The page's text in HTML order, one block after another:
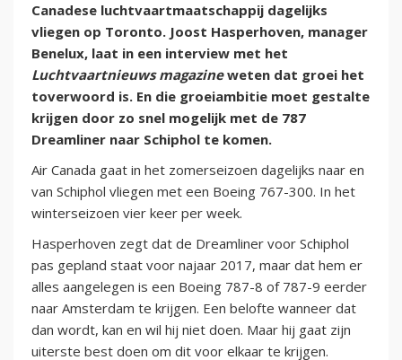
Canadese luchtvaartmaatschappij dagelijks
vliegen op Toronto. Joost Hasperhoven, manager
Benelux, laat in een interview met het
Luchtvaartnieuws magazineweten dat groei het
toverwoord is. En die groeiambitie moet gestalte
krijgen door zo snel mogelijk met de 787
Dreamliner naar Schiphol te komen.
Air Canada gaat in het zomerseizoen dagelijks naar en
van Schiphol vliegen met een Boeing 767-300. In het
winterseizoen vier keer per week.
Hasperhoven zegt dat de Dreamliner voor Schiphol
pas gepland staat voor najaar 2017, maar dat hem er
alles aangelegen is een Boeing 787-8 of 787-9 eerder
naar Amsterdam te krijgen. Een belofte wanneer dat
dan wordt, kan en wil hij niet doen. Maar hij gaat zijn
uiterste best doen om dit voor elkaar te krijgen.